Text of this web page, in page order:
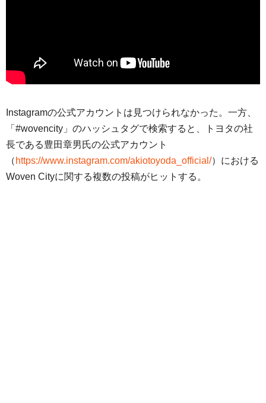
Instagramの公式アカウントは見つけられなかった。一方、
「#wovencity」のハッシュタグで検索すると、トヨタの社
長である豊田章男氏の公式アカウント
（ https://www.instagram.com/akiotoyoda_official/）における
Woven Cityに関する複数の投稿がヒットする。